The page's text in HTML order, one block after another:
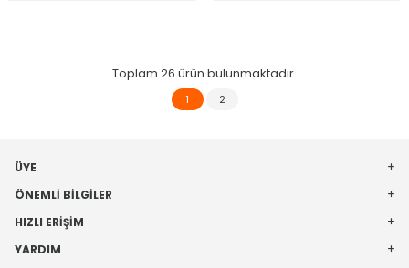
Toplam 26 ürün bulunmaktadır.
1 2
ÜYE
ÖNEMLI BILGILER
HIZLI ERIŞIM
YARDIM